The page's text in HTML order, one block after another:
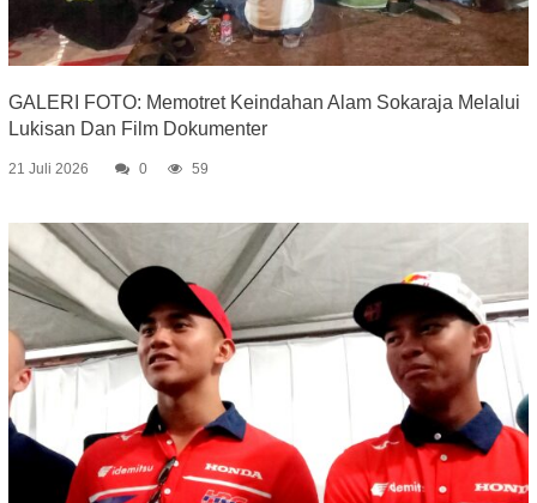
GALERI FOTO: Memotret Keindahan Alam Sokaraja Melalui
Lukisan Dan Film Dokumenter
21 Juli 2026 0 59